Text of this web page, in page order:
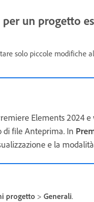
un progetto
solo piccole modifiche
Elements 2024
file Anteprima. In
e la
progetto > Generali.